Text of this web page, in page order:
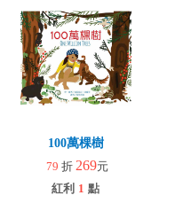
100萬棵樹
79 折 269元
紅利 1 點